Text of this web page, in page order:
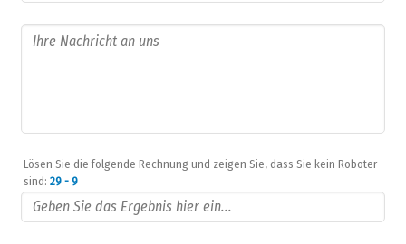
Lösen Sie die folgende Rechnung und zeigen Sie, dass Sie kein Roboter
sind: 29 - 9